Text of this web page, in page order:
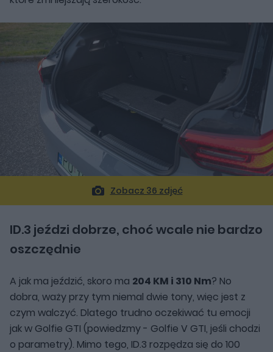
Zobacz 36 zdjęć
ID.3 jeździ dobrze, choć wcale nie bardzo
oszczędnie
A jak ma jeździć, skoro ma 204 KM i 310 Nm? No
dobra, waży przy tym niemal dwie tony, więc jest z
czym walczyć. Dlatego trudno oczekiwać tu emocji
jak w Golfie GTI (powiedzmy - Golfie V GTI, jeśli chodzi
o parametry). Mimo tego, ID.3 rozpędza się do 100